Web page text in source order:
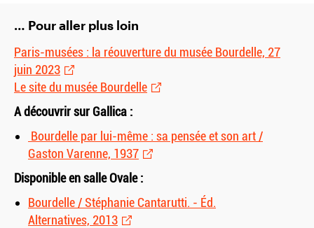
… Pour aller plus loin
Paris-musées : la réouverture du musée Bourdelle, 27
juin 2023
Le site du musée Bourdelle
A découvrir sur Gallica :
Bourdelle par lui-même : sa pensée et son art /
Gaston Varenne, 1937
Disponible en salle Ovale :
Bourdelle / Stéphanie Cantarutti. - Éd.
Alternatives, 2013